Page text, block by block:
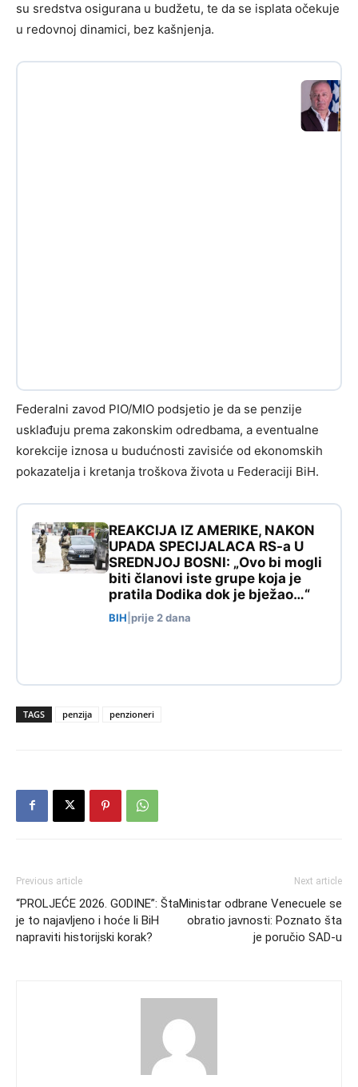
su sredstva osigurana u budžetu, te da se isplata očekuje
u redovnoj dinamici, bez kašnjenja.
Federalni zavod PIO/MIO podsjetio je da se penzije
usklađuju prema zakonskim odredbama, a eventualne
korekcije iznosa u budućnosti zavisiće od ekonomskih
pokazatelja i kretanja troškova života u Federaciji BiH.
REAKCIJA IZ AMERIKE, NAKON
UPADA SPECIJALACA RS-a U
SREDNJOJ BOSNI: „Ovo bi mogli
biti članovi iste grupe koja je
pratila Dodika dok je bježao…“
BIH prije 2 dana
TAGS penzija penzioneri
Previous article
“PROLJEĆE 2026. GODINE”: Šta
je to najavljeno i hoće li BiH
napraviti historijski korak?
Next article
Ministar odbrane Venecuele se
obratio javnosti: Poznato šta
je poručio SAD-u